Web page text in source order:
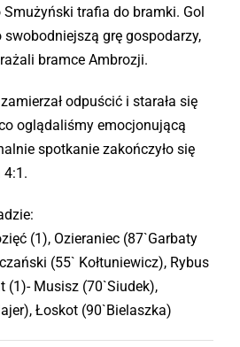
Smużyński trafia do bramki. Gol
swobodniejszą grę gospodarzy,
bramce Ambrozji.
odpuścić i starała się
oglądaliśmy emocjonującą
spotkanie zakończyło się
4:1.
(1), Ozieraniec (87`Garbaty
(55` Kołtuniewicz), Rybus
(1)- Musisz (70`Siudek),
Łoskot (90`Bielaszka)